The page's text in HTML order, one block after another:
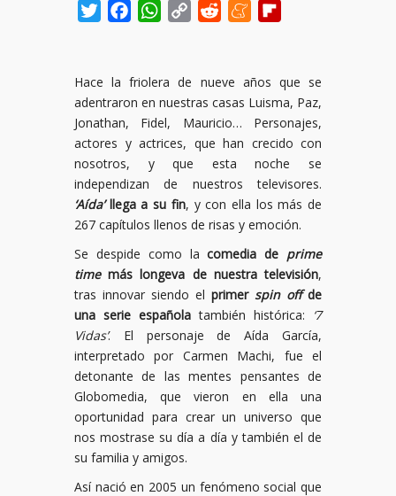
TwitterFacebookWhatsApp
Copy
Reddit Meneame
Hace la friolera de nueve años que se
adentraron en nuestras casas Luisma, Paz,
Jonathan, Fidel, Mauricio… Personajes,
actores y actrices, que han crecido con
nosotros, y que esta noche se
independizan de nuestros televisores.
‘Aída’llega a su fin, y con ella los más de
267 capítulos llenos de risas y emoción.
Se despide como lacomedia de prime
timemás longeva de nuestra televisión,
tras innovar siendo el primer spin offde
una serie española también histórica:
‘7
Vidas’. El personaje de Aída García,
interpretado por Carmen Machi, fue el
detonante de las mentes pensantes de
Globomedia, que vieron en ella una
oportunidad para crear un universo que
nos mostrase su día a día y también el de
su familia y amigos.
Así nació en 2005 un fenómeno social que